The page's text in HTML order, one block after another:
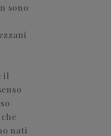
sono
il
nati